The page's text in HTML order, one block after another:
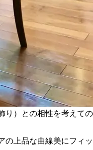
）との相性を考えて
上品な曲線美にフィ